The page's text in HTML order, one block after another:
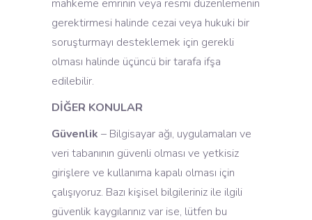
mahkeme emrinin veya resmi düzenlemenin
gerektirmesi halinde cezai veya hukuki bir
soruşturmayı desteklemek için gerekli
olması halinde üçüncü bir tarafa ifşa
edilebilir.
DİĞER KONULAR
Güvenlik – Bilgisayar ağı, uygulamaları ve
veri tabanının güvenli olması ve yetkisiz
girişlere ve kullanıma kapalı olması için
çalışıyoruz. Bazı kişisel bilgileriniz ile ilgili
güvenlik kaygılarınız var ise, lütfen bu